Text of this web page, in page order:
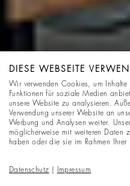
DIESE WEBSEITE
Wir verwenden Cookies, um
Funktionen für soziale Medien
unsere Website zu analysieren.
Verwendung unserer Website an
Werbung und Analysen weiter.
möglicherweise mit weiteren Daten
haben oder die sie im Rahmen
Datenschutz Impressum